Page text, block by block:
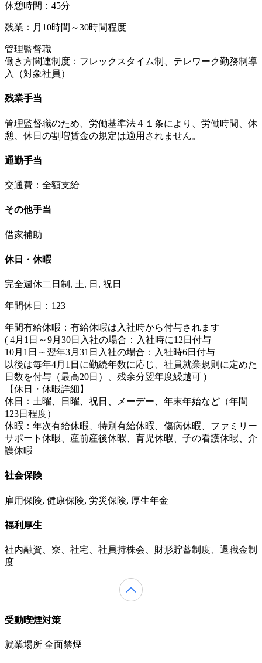
休憩時間：45分
残業：月10時間～30時間程度
管理監督職
働き方関連制度：フレックスタイム制、テレワーク勤務制導
入（対象社員）
残業手当
管理監督職のため、労働基準法４１条により、労働時間、休
憩、休日の割増賃金の規定は適用されません。
通勤手当
交通費：全額支給
その他手当
借家補助
休日・休暇
完全週休二日制, 土, 日, 祝日
年間休日：123
年間有給休暇：有給休暇は入社時から付与されます
( 4月1日～9月30日入社の場合：入社時に12日付与
10月1日～翌年3月31日入社の場合：入社時6日付与
以後は毎年4月1日に勤続年数に応じ、社員就業規則に定めた
日数を付与（最高20日）、残余分翌年度繰越可 )
【休日・休暇詳細】
休日：土曜、日曜、祝日、メーデー、年末年始など（年間
123日程度）
休暇：年次有給休暇、特別有給休暇、傷病休暇、ファミリー
サポート休暇、産前産後休暇、育児休暇、子の看護休暇、介
護休暇
社会保険
雇用保険, 健康保険, 労災保険, 厚生年金
福利厚生
社内融資、寮、社宅、社員持株会、財形貯蓄制度、退職金制
度
受動喫煙対策
就業場所 全面禁煙